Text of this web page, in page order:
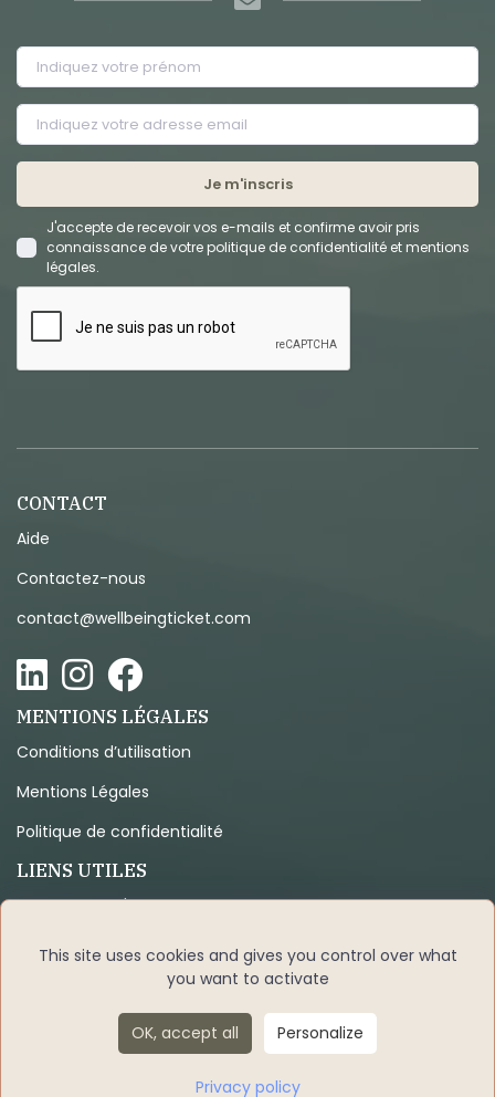
Je m'inscris
J'accepte de recevoir vos e-mails et confirme avoir pris
connaissance de votre politique de confidentialité et mentions
légales.
CONTACT
Aide
Contactez-nous
contact@wellbeingticket.com
MENTIONS LÉGALES
Conditions d’utilisation
Mentions Légales
Politique de confidentialité
LIENS UTILES
Programme d'affiliation
Code de déontologie
Centres de formations
This site uses cookies and gives you control over what
you want to activate
OK, accept all Personalize
Privacy policy